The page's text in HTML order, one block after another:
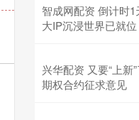
智成网配资 倒计时
大IP沉浸世界已就位
兴华配资 又要“上新
期权合约征求意见